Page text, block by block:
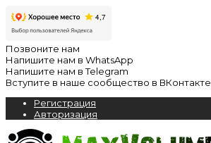
Позвоните нам
Напишите нам в WhatsApp
Напишите нам в Telegram
Вступите в наше сообщество в ВКонтакте
Регистрация
Авторизация